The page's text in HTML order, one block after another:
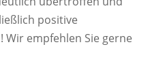
positive
Wir empfehlen Sie gerne